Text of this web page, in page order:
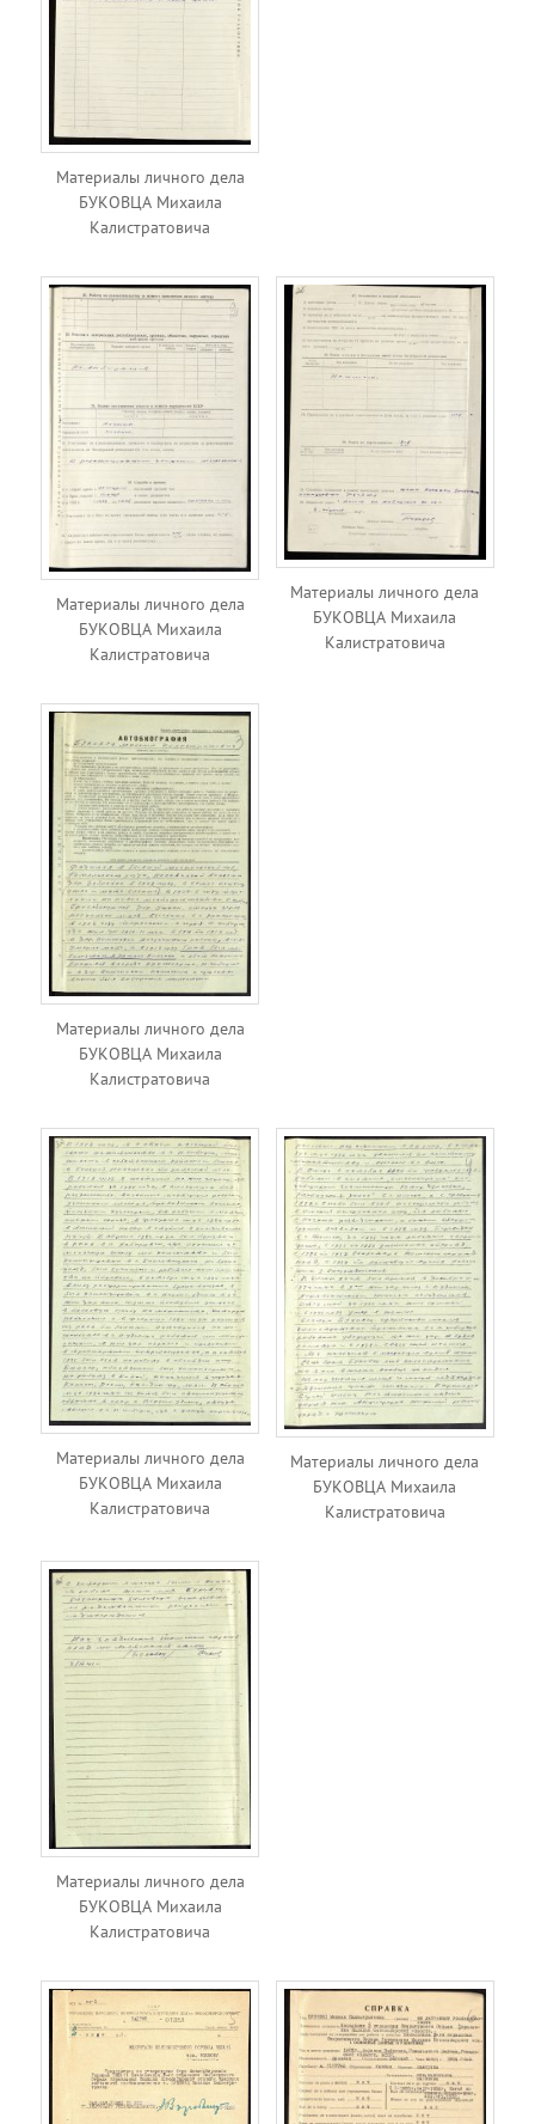
Материалы личного дела
БУКОВЦА Михаила
Калистратовича
Материалы личного дела
БУКОВЦА Михаила
Калистратовича
Материалы личного дела
БУКОВЦА Михаила
Калистратовича
Материалы личного дела
БУКОВЦА Михаила
Калистратовича
Материалы личного дела
БУКОВЦА Михаила
Калистратовича
Материалы личного дела
БУКОВЦА Михаила
Калистратовича
Материалы личного дела
БУКОВЦА Михаила
Калистратовича